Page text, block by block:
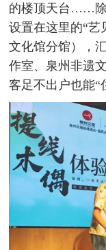
的楼顶天台……除
设置在这里的“艺
文化馆分馆），
作室、泉州非遗
客足不出户也能“